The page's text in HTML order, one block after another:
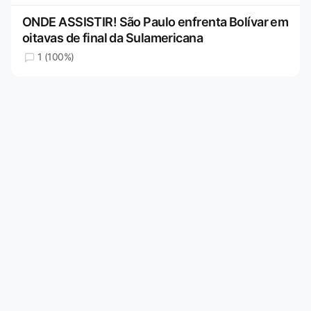
ONDE ASSISTIR! São Paulo enfrenta Bolívar em
oitavas de final da Sulamericana
1 (100%)